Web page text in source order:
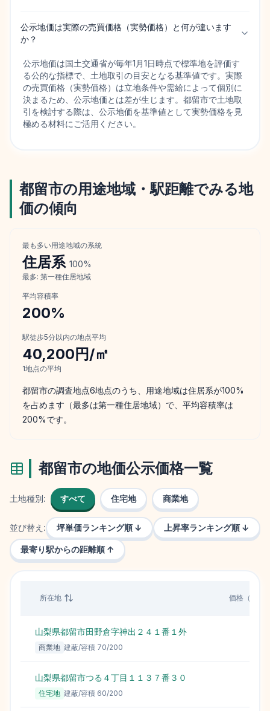
公示地価は実際の売買価格（実勢価格）と何が違います
か？
公示地価は国土交通省が毎年1月1日時点で標準地を評価す
る公的な指標で、土地取引の目安となる基準値です。実際
の売買価格（実勢価格）は立地条件や需給によって個別に
決まるため、公示地価とは差が生じます。都留市で土地取
引を検討する際は、公示地価を基準値として実勢価格を見
極める材料にご活用ください。
都留市の用途地域・駅距離でみる地
価の傾向
最も多い用途地域の系統
住居系 100%
最多: 第一種住居地域
平均容積率
200%
駅徒歩5分以内の地点平均
40,200円/㎡
1地点の平均
都留市の調査地点6地点のうち、用途地域は住居系が100%
を占めます（最多は第一種住居地域）で、平均容積率は
200%です。
都留市の地価公示価格一覧
土地種別: すべて 住宅地 商業地
並び替え: 坪単価ランキング順 ↓ 上昇率ランキング順 ↓
最寄り駅からの距離順 ↑
所在地 価格（円/㎡
山梨県都留市田野倉字神出２４１番１外
商業地 建蔽/容積 70/200
山梨県都留市つる４丁目１１３７番３０
住宅地 建蔽/容積 60/200